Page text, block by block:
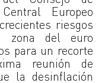
Europeo
riesgos
zona del euro
para un recorte
reunión de
la desinflación